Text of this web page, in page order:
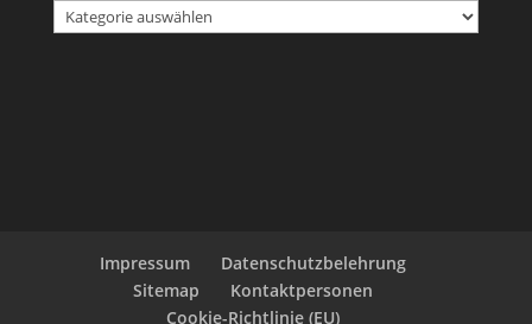
Impressum
Datenschutzbelehrung
Sitemap
Kontaktpersonen
Cookie-Richtlinie (EU)